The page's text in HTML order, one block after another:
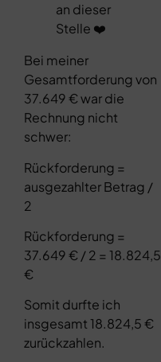
an dieser
Stelle ❤️
Bei meiner
Gesamtforderung von
37.649 € war die
Rechnung nicht
schwer:
Rückforderung =
ausgezahlter Betrag /
2
Rückforderung =
37.649 € / 2 = 18.824,5
€
Somit durfte ich
insgesamt 18.824,5 €
zurückzahlen.